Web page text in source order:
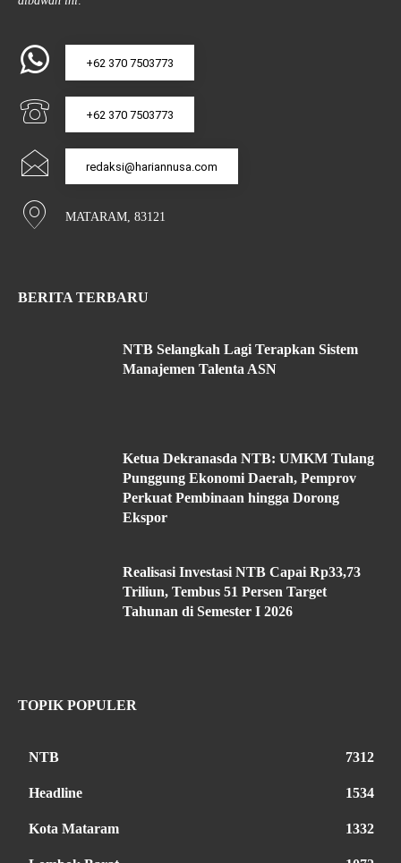
+62 370 7503773
+62 370 7503773
redaksi@hariannusa.com
MATARAM, 83121
BERITA TERBARU
NTB Selangkah Lagi Terapkan Sistem
Manajemen Talenta ASN
Ketua Dekranasda NTB: UMKM Tulang
Punggung Ekonomi Daerah, Pemprov
Perkuat Pembinaan hingga Dorong
Ekspor
Realisasi Investasi NTB Capai Rp33,73
Triliun, Tembus 51 Persen Target
Tahunan di Semester I 2026
TOPIK POPULER
NTB 7312
Headline 1534
Kota Mataram 1332